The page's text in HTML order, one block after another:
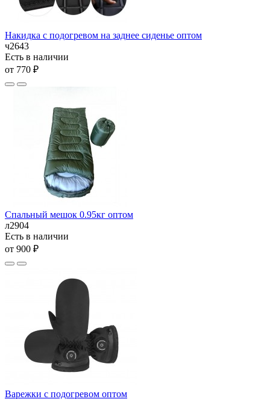
Накидка с подогревом на заднее сиденье оптом
ч2643
Есть в наличии
от 770 ₽
Спальный мешок 0.95кг оптом
л2904
Есть в наличии
от 900 ₽
Варежки с подогревом оптом